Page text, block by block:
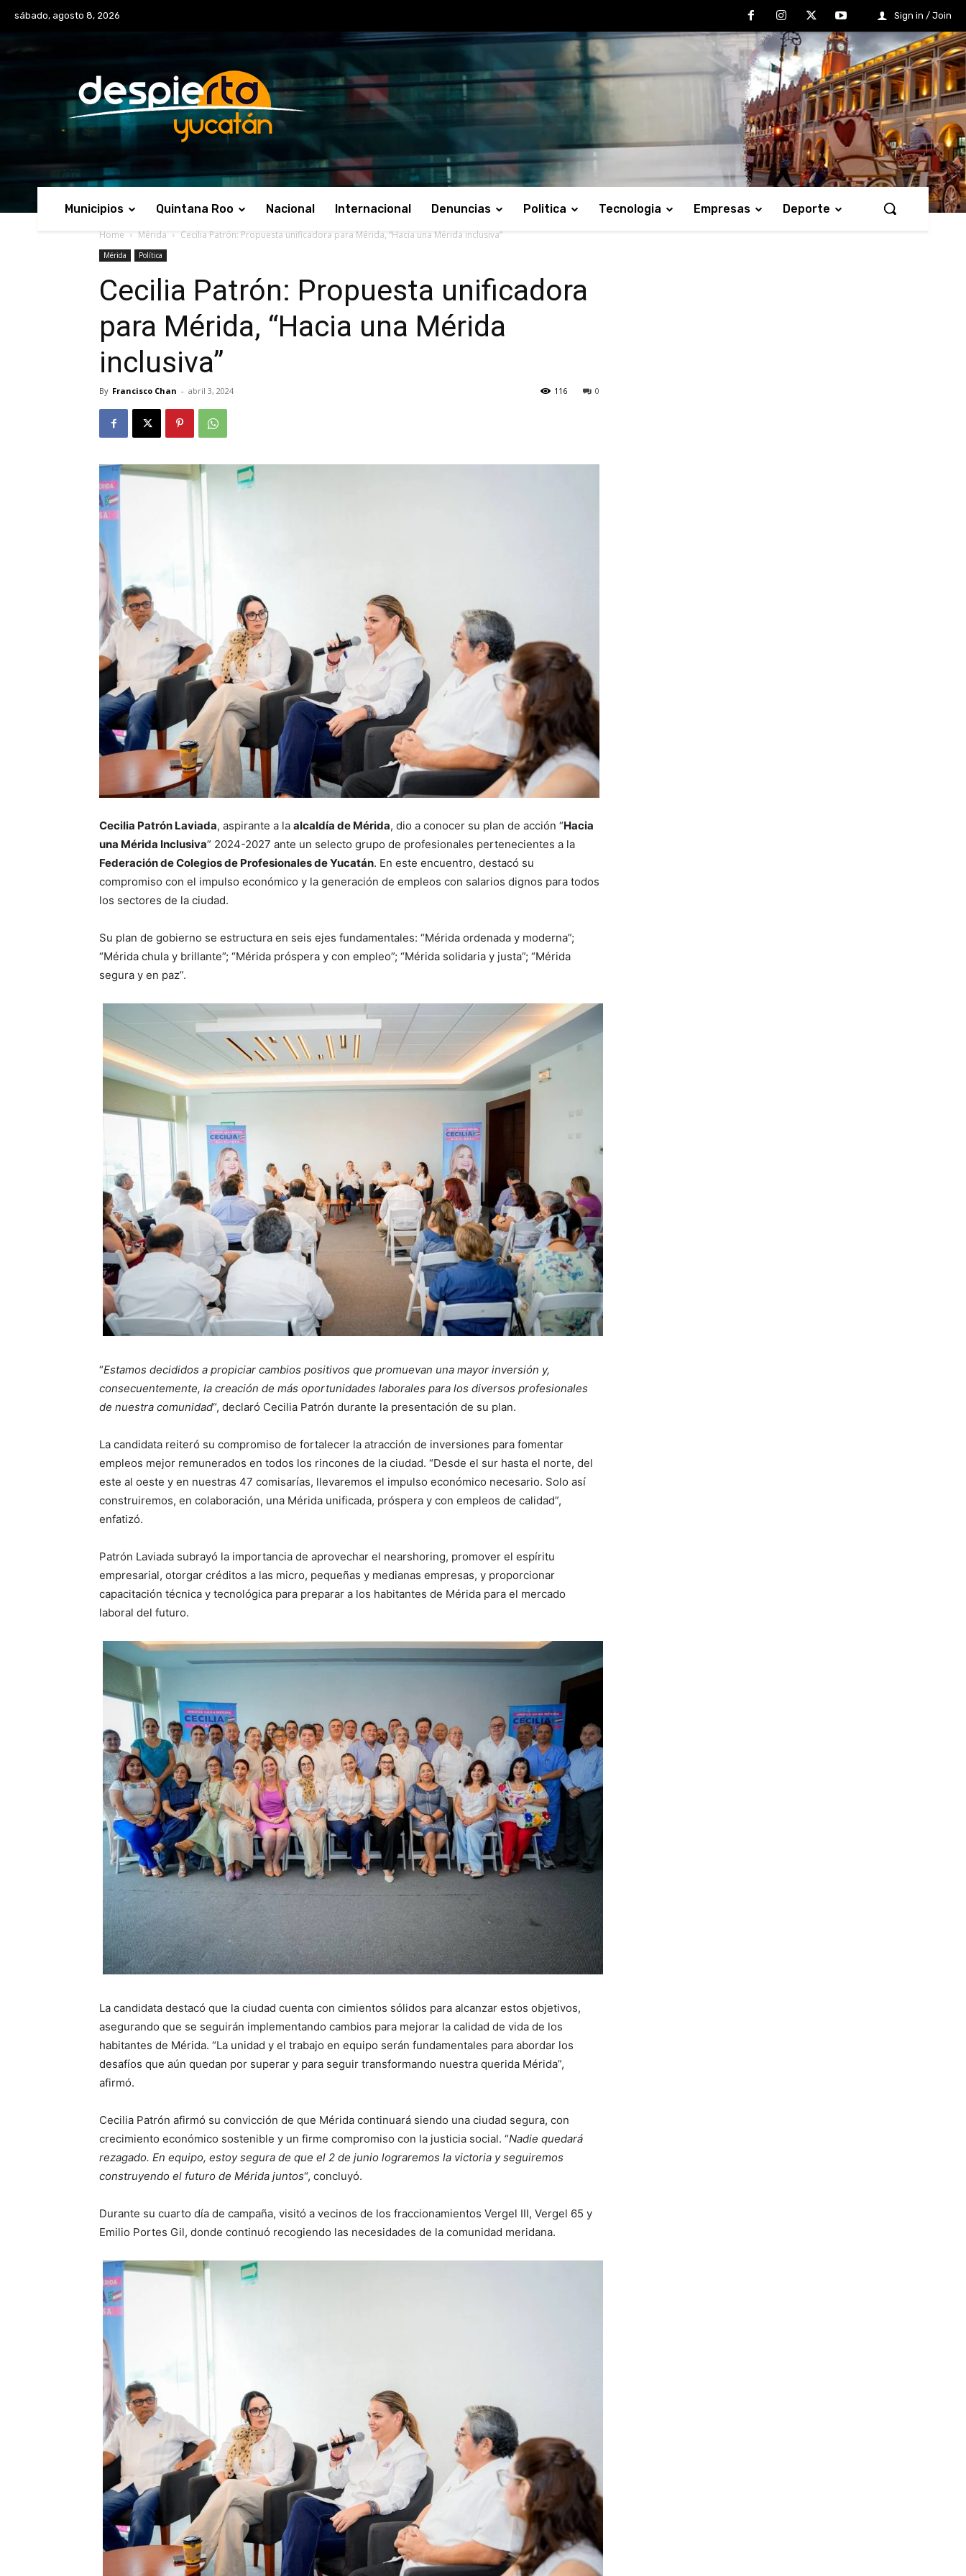
sábado, agosto 8, 2026 Sign in / Join
Municipios Quintana Roo Nacional Internacional Denuncias Politica Tecnologia Empresas Deporte
Home Mérida Cecilia Patrón: Propuesta unificadora para Mérida, “Hacia una Mérida inclusiva”
Mérida Política
Cecilia Patrón: Propuesta unificadora
para Mérida, “Hacia una Mérida
inclusiva”
By Francisco Chan - abril 3, 2024 0
116
Cecilia Patrón Laviada, aspirante a la alcaldía de Mérida, dio a conocer su plan de acción “Hacia
una Mérida Inclusiva” 2024-2027 ante un selecto grupo de profesionales pertenecientes a la
Federación de Colegios de Profesionales de Yucatán. En este encuentro, destacó su
compromiso con el impulso económico y la generación de empleos con salarios dignos para todos
los sectores de la ciudad.
Su plan de gobierno se estructura en seis ejes fundamentales: “Mérida ordenada y moderna”;
“Mérida chula y brillante”; “Mérida próspera y con empleo”; “Mérida solidaria y justa”; “Mérida
segura y en paz”.
“Estamos decididos a propiciar cambios positivos que promuevan una mayor inversión y,
consecuentemente, la creación de más oportunidades laborales para los diversos profesionales
de nuestra comunidad“, declaró Cecilia Patrón durante la presentación de su plan.
La candidata reiteró su compromiso de fortalecer la atracción de inversiones para fomentar
empleos mejor remunerados en todos los rincones de la ciudad. “Desde el sur hasta el norte, del
este al oeste y en nuestras 47 comisarías, llevaremos el impulso económico necesario. Solo así
construiremos, en colaboración, una Mérida unificada, próspera y con empleos de calidad”,
enfatizó.
Patrón Laviada subrayó la importancia de aprovechar el nearshoring, promover el espíritu
empresarial, otorgar créditos a las micro, pequeñas y medianas empresas, y proporcionar
capacitación técnica y tecnológica para preparar a los habitantes de Mérida para el mercado
laboral del futuro.
La candidata destacó que la ciudad cuenta con cimientos sólidos para alcanzar estos objetivos,
asegurando que se seguirán implementando cambios para mejorar la calidad de vida de los
habitantes de Mérida. “La unidad y el trabajo en equipo serán fundamentales para abordar los
desafíos que aún quedan por superar y para seguir transformando nuestra querida Mérida”,
afirmó.
Cecilia Patrón afirmó su convicción de que Mérida continuará siendo una ciudad segura, con
crecimiento económico sostenible y un firme compromiso con la justicia social. “Nadie quedará
rezagado. En equipo, estoy segura de que el 2 de junio lograremos la victoria y seguiremos
construyendo el futuro de Mérida juntos“, concluyó.
Durante su cuarto día de campaña, visitó a vecinos de los fraccionamientos Vergel III, Vergel 65 y
Emilio Portes Gil, donde continuó recogiendo las necesidades de la comunidad meridana.